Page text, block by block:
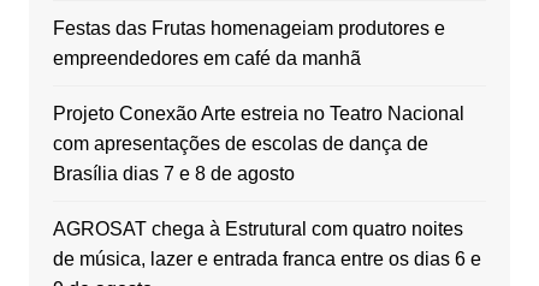
Festas das Frutas homenageiam produtores e
empreendedores em café da manhã
Projeto Conexão Arte estreia no Teatro Nacional
com apresentações de escolas de dança de
Brasília dias 7 e 8 de agosto
AGROSAT chega à Estrutural com quatro noites
de música, lazer e entrada franca entre os dias 6 e